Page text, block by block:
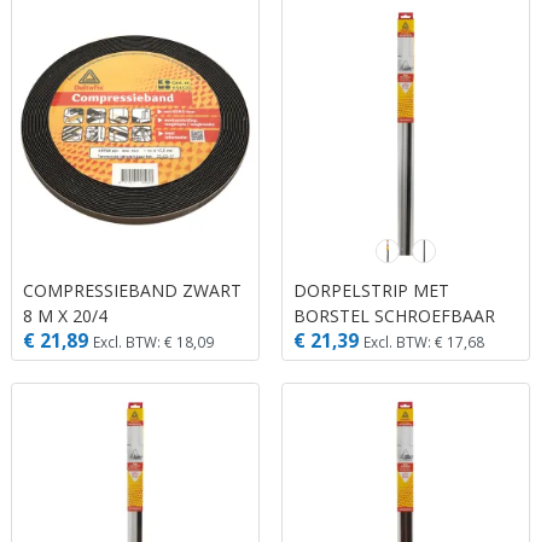
COMPRESSIEBAND ZWART
8 M X 20/4
€ 21,89 Excl. BTW: € 18,09
DORPELSTRIP MET
BORSTEL SCHROEFBAAR
ALUMINIUM 1.10M X 30
MM X 17 MM
€ 21,39 Excl. BTW: € 17,68